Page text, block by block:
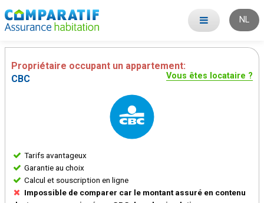
NL
Propriétaire occupant un appartement:
CBC
Vous êtes locataire ?
Tarifs avantageux
Garantie au choix
Calcul et souscription en ligne
Impossible de comparer car le montant assuré en contenu